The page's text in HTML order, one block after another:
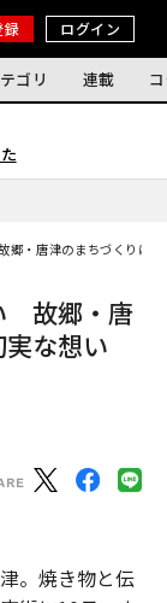
録 ログイン
ゴリ 連載
郷・唐津のまちづくりに
故郷・唐
な想い
。焼き物と伝